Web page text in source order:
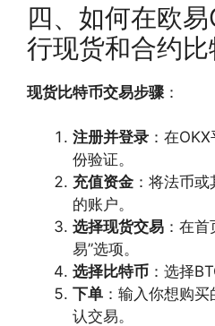
四、如何在欧
行现货和合约
现货比特币交易步骤 ：
注册并登录 ：在
份验证。
充值资金 ：将法币
的账户。
选择现货交易 ：在
易”选项。
选择比特币 ：选择
下单 ：输入你想购
认交易。